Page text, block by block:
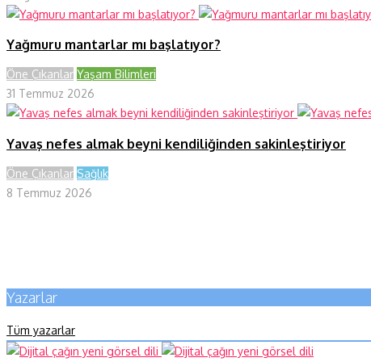
Yağmuru mantarlar mı başlatıyor?
Öne Çıkanlar Yaşam Bilimleri
31 Temmuz 2026
Yavaş nefes almak beyni kendiliğinden sakinleştiriyor
Öne Çıkanlar Sağlık
8 Temmuz 2026
Yazarlar
Tüm yazarlar